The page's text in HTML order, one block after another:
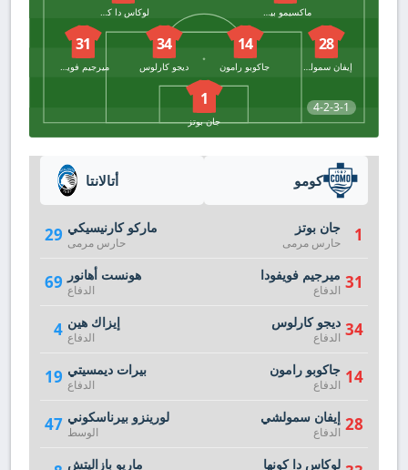
4-2-3-1
ماكسيمو بيروني لوكاس دا كونها
28
إيفان سمولشي
14
جاكوبو رامون
34
ديجو كارلوس
31
ميرجيم فويفودا
1
جان بوتز
أتالانتا
29 ماركو كارنيسيكي
حارس مرمى
69 هونست أهانور
الدفاع
4 إيزاك هين
الدفاع
19 بيرات ديمسيتي
الدفاع
47 لورينزو بيرناسكوني
الوسط
ماريو بازاليتش
كومو
1 جان بوتز
حارس مرمى
31 ميرجيم فويفودا
الدفاع
34 ديجو كارلوس
الدفاع
14 جاكوبو رامون
الدفاع
28 إيفان سمولشي
الدفاع
لوكاس دا كونها